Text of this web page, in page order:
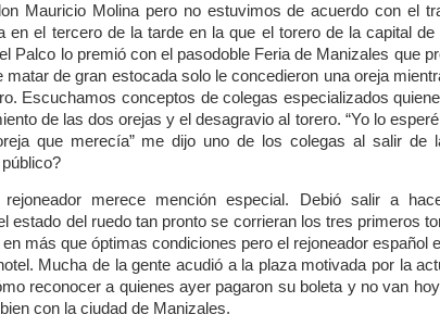
Mauricio Molina pero no estuvimos de acuerdo con el
en el tercero de la tarde en la que el torero de la capital
Palco lo premió con el pasodoble Feria de Manizales que
matar de gran estocada solo le concedieron una oreja
Escuchamos conceptos de colegas especializados
de las dos orejas y el desagravio al torero. “Yo lo
que merecía” me dijo uno de los colegas al salir de
merece mención especial. Debió salir a
estado del ruedo tan pronto se corrieran los tres primeros
más que óptimas condiciones pero el rejoneador español
Mucha de la gente acudió a la plaza motivada por la
reconocer a quienes ayer pagaron su boleta y no van
con la ciudad de Manizales.